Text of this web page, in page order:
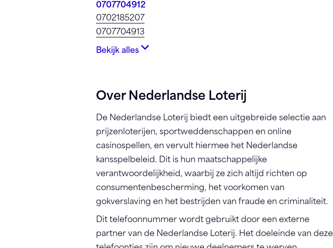
0707704912
0702185207
0707704913
Bekijk alles
Over Nederlandse Loterij
De Nederlandse Loterij biedt een uitgebreide selectie aan
prijzenloterijen, sportweddenschappen en online
casinospellen, en vervult hiermee het Nederlandse
kansspelbeleid. Dit is hun maatschappelijke
verantwoordelijkheid, waarbij ze zich altijd richten op
consumentenbescherming, het voorkomen van
gokverslaving en het bestrijden van fraude en criminaliteit.
Dit telefoonnummer wordt gebruikt door een externe
partner van de Nederlandse Loterij. Het doeleinde van deze